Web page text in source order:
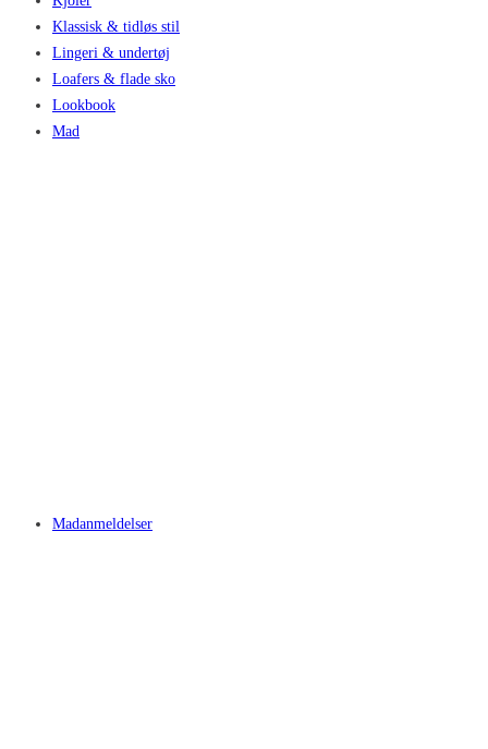
Klassisk & tidløs stil
Lingeri & undertøj
Loafers & flade sko
Lookbook
Mad
Madanmeldelser